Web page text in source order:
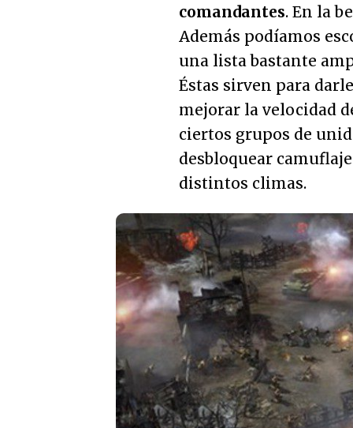
comandantes. En la
Además podíamos
una lista bastante
Éstas sirven para
mejorar la velocidad
ciertos grupos de
desbloquear
distintos climas.